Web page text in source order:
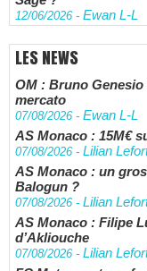
12/06/2026 - Ewan L-L
LES NEWS
OM : Bruno
mercato
07/08/2026 - Ewan L-L
AS Monaco : 15M€
07/08/2026 - Lilian
AS Monaco : un
Balogun ?
07/08/2026 - Lilian
AS Monaco : Filipe
d’Akliouche
07/08/2026 - Lilian